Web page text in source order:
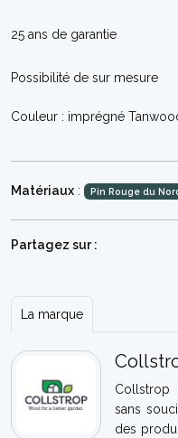
25 ans de garantie
Possibilité de sur mesure
Couleur : imprégné
Matériaux : Pin Rouge du
Partagez sur :
La marque
Collstrop
sans
des